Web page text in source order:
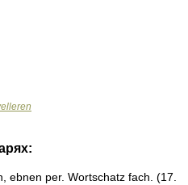
ebnen per. Wortschatz fach. (17.